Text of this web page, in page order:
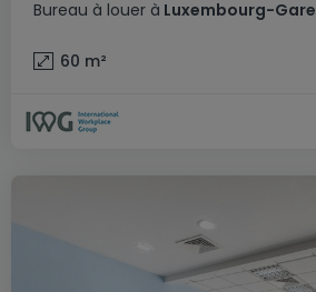
Bureau à louer à Luxembourg-Gare
60 m²